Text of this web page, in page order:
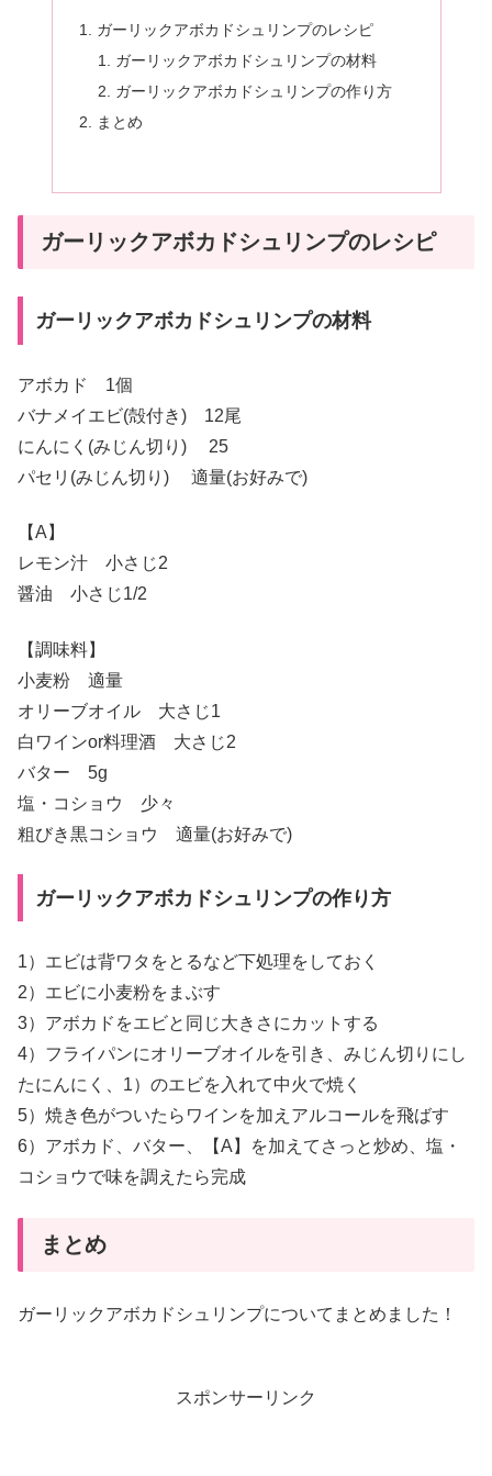
ガーリックアボカドシュリンプのレシピ
ガーリックアボカドシュリンプの材料
ガーリックアボカドシュリンプの作り方
まとめ
ガーリックアボカドシュリンプのレシピ
ガーリックアボカドシュリンプの材料
アボカド 1個
バナメイエビ(殻付き) 12尾
にんにく(みじん切り) 25
パセリ(みじん切り) 適量(お好みで)
【A】
レモン汁 小さじ2
醤油 小さじ1/2
【調味料】
小麦粉 適量
オリーブオイル 大さじ1
白ワインor料理酒 大さじ2
バター 5g
塩・コショウ 少々
粗びき黒コショウ 適量(お好みで)
ガーリックアボカドシュリンプの作り方
1）エビは背ワタをとるなど下処理をしておく
2）エビに小麦粉をまぶす
3）アボカドをエビと同じ大きさにカットする
4）フライパンにオリーブオイルを引き、みじん切りにし
たにんにく、1）のエビを入れて中火で焼く
5）焼き色がついたらワインを加えアルコールを飛ばす
6）アボカド、バター、【A】を加えてさっと炒め、塩・
コショウで味を調えたら完成
まとめ
ガーリックアボカドシュリンプについてまとめました！
スポンサーリンク